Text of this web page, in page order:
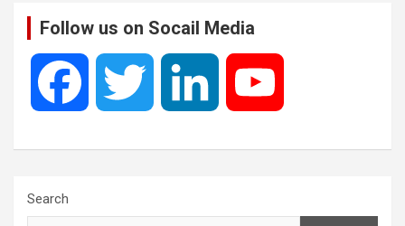
Follow us on Socail Media
Search